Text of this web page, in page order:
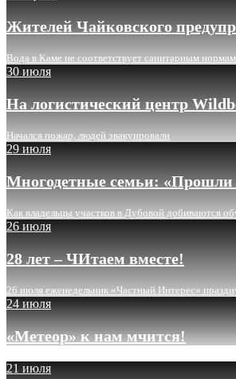
Жителей Чайковского
Вода в Каме не соответствует санитарным нормам
30 июля
На логистический центр
Начался пожар, людей эвакуировали
29 июля
Многодетные семьи: «Прошли
Как владельцы участков в Дубовой добиваются
26 июля
28 лет – ЧИтаем вместе!
26 июля еженедельник «Частный Интерес»
24 июля
«Метеор» к нам мчится!
21 июля